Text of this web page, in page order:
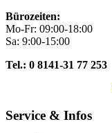
Bürozeiten:
Mo-Fr: 09:00-18:00
Sa: 9:00-15:00
Tel.: 0 8141-31 77 253
Service & Infos